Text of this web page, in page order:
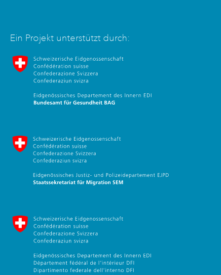
Ein Projekt unterstützt durch:
Bundesamt für Gesundheit
Staatssekretariat für Migration